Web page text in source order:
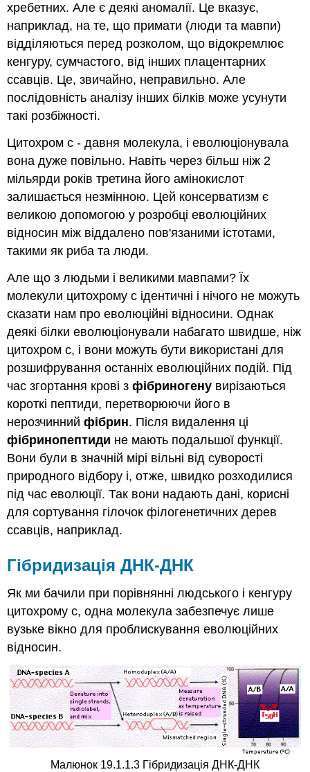
хребетних. Але є деякі аномалії. Це вказує,
наприклад, на те, що примати (люди та мавпи)
відділяються перед розколом, що відокремлює
кенгуру, сумчастого, від інших плацентарних
ссавців. Це, звичайно, неправильно. Але
послідовність аналізу інших білків може усунути
такі розбіжності.
Цитохром с - давня молекула, і еволюціонувала
вона дуже повільно. Навіть через більш ніж 2
мільярди років третина його амінокислот
залишається незмінною. Цей консерватизм є
великою допомогою у розробці еволюційних
відносин між віддалено пов'язаними істотами,
такими як риба та люди.
Але що з людьми і великими мавпами? Їх
молекули цитохрому c ідентичні і нічого не можуть
сказати нам про еволюційні відносини. Однак
деякі білки еволюціонували набагато швидше, ніж
цитохром с, і вони можуть бути використані для
розшифрування останніх еволюційних подій. Під
час згортання крові зфібриногену вирізаються
короткі пептиди, перетворюючи його в
нерозчиннийфібрин. Після видалення ці
фібринопептиди не мають подальшої функції.
Вони були в значній мірі вільні від суворості
природного відбору і, отже, швидко розходилися
під час еволюції. Так вони надають дані, корисні
для сортування гілочок філогенетичних дерев
ссавців, наприклад.
Гібридизація ДНК-ДНК
Як ми бачили при порівнянні людського і кенгуру
цитохрому c, одна молекула забезпечує лише
вузьке вікно для проблискування еволюційних
відносин.
Малюнок 19.1.1.3 Гібридизація ДНК-ДНК